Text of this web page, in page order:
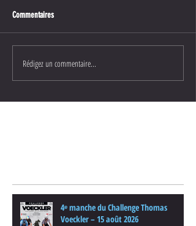
Commentaires
Rédigez un commentaire...
4ᵉ manche du Challenge Thomas
Voeckler – 15 août 2026